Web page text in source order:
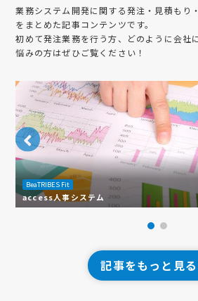
業務システム開発に関する発注・見積もり
をまとめた記事コンテンツです。
初めて発注業務を行う方、どのように会社
悩みの方はぜひご覧ください！
BeaTRIBES Fit
access人事システム
記事をもっと見る